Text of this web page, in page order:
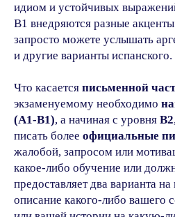
идиом и устойчивых
B1 внедряются разные
запросто можете услышать
и другие варианты испанского.
Что касается письменной
экзаменуемому необходимо
(A1-B1), а начиная с уровня B2
писать более официальные
жалобой, запросом или
какое-либо обучение или
предоставляет два варианта
описание какого-либо вашего